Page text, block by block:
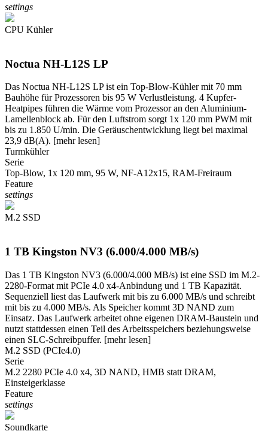
settings
CPU Kühler
Noctua NH-L12S LP
Das Noctua NH-L12S LP ist ein Top-Blow-Kühler mit 70 mm
Bauhöhe für Prozessoren bis 95 W Verlustleistung. 4 Kupfer-
Heatpipes führen die Wärme vom Prozessor an den Aluminium-
Lamellenblock ab. Für den Luftstrom sorgt 1x 120 mm PWM mit
bis zu 1.850 U/min. Die Geräuschentwicklung liegt bei maximal
23,9 dB(A). [mehr lesen]
Turmkühler
Serie
Top-Blow, 1x 120 mm, 95 W, NF-A12x15, RAM-Freiraum
Feature
settings
M.2 SSD
1 TB Kingston NV3 (6.000/4.000 MB/s)
Das 1 TB Kingston NV3 (6.000/4.000 MB/s) ist eine SSD im M.2-
2280-Format mit PCIe 4.0 x4-Anbindung und 1 TB Kapazität.
Sequenziell liest das Laufwerk mit bis zu 6.000 MB/s und schreibt
mit bis zu 4.000 MB/s. Als Speicher kommt 3D NAND zum
Einsatz. Das Laufwerk arbeitet ohne eigenen DRAM-Baustein und
nutzt stattdessen einen Teil des Arbeitsspeichers beziehungsweise
einen SLC-Schreibpuffer. [mehr lesen]
M.2 SSD (PCIe4.0)
Serie
M.2 2280 PCIe 4.0 x4, 3D NAND, HMB statt DRAM,
Einsteigerklasse
Feature
settings
Soundkarte